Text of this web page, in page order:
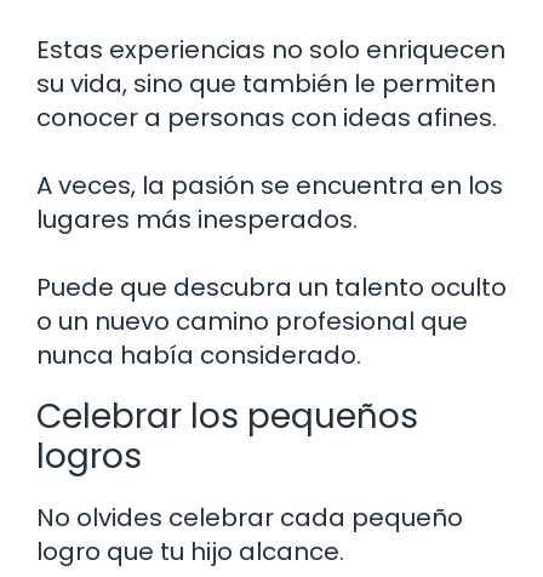
Estas experiencias no solo enriquecen
su vida, sino que también le permiten
conocer a personas con ideas afines.
A veces, la pasión se encuentra en los
lugares más inesperados.
Puede que descubra un talento oculto
o un nuevo camino profesional que
nunca había considerado.
Celebrar los pequeños
logros
No olvides celebrar cada pequeño
logro que tu hijo alcance.